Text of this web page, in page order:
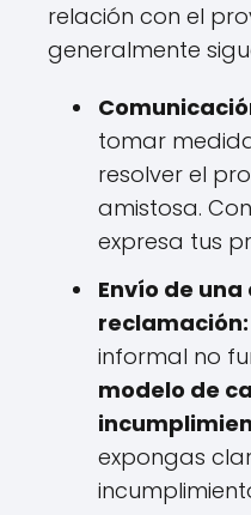
relación con el
generalmente
tomar
resolver el
amistosa.
expresa tus
Envío de
reclamación:
informal no
modelo de
expongas